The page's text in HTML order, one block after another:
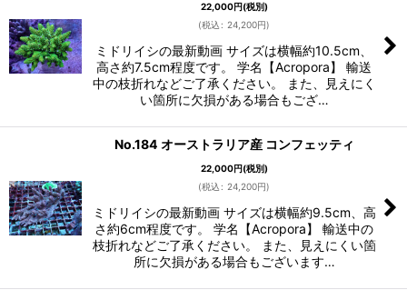
22,000円(税別)
(税込 : 24,200円)
ミドリイシの最新動画 サイズは横幅約10.5cm、
高さ約7.5cm程度です。 学名【Acropora】 輸送
中の枝折れなどご了承ください。 また、見えにく
い箇所に欠損がある場合もござ…
No.184 オーストラリア産 コンフェッティ
22,000円(税別)
(税込 : 24,200円)
ミドリイシの最新動画 サイズは横幅約9.5cm、高
さ約6cm程度です。 学名【Acropora】 輸送中の
枝折れなどご了承ください。 また、見えにくい箇
所に欠損がある場合もございます…